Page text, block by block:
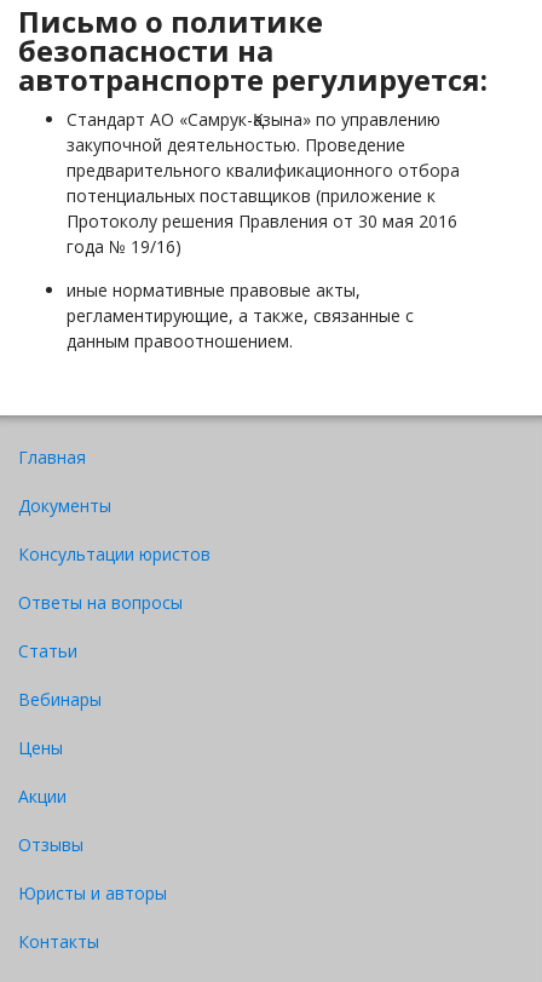
Письмо о политике
безопасности на
автотранспорте регулируется:
Стандарт АО «Самрук-Қазына» по управлению
закупочной деятельностью. Проведение
предварительного квалификационного отбора
потенциальных поставщиков (приложение к
Протоколу решения Правления от 30 мая 2016
года № 19/16)
иные нормативные правовые акты,
регламентирующие, а также, связанные с
данным правоотношением.
Главная
Документы
Консультации юристов
Ответы на вопросы
Статьи
Вебинары
Цены
Акции
Отзывы
Юристы и авторы
Контакты